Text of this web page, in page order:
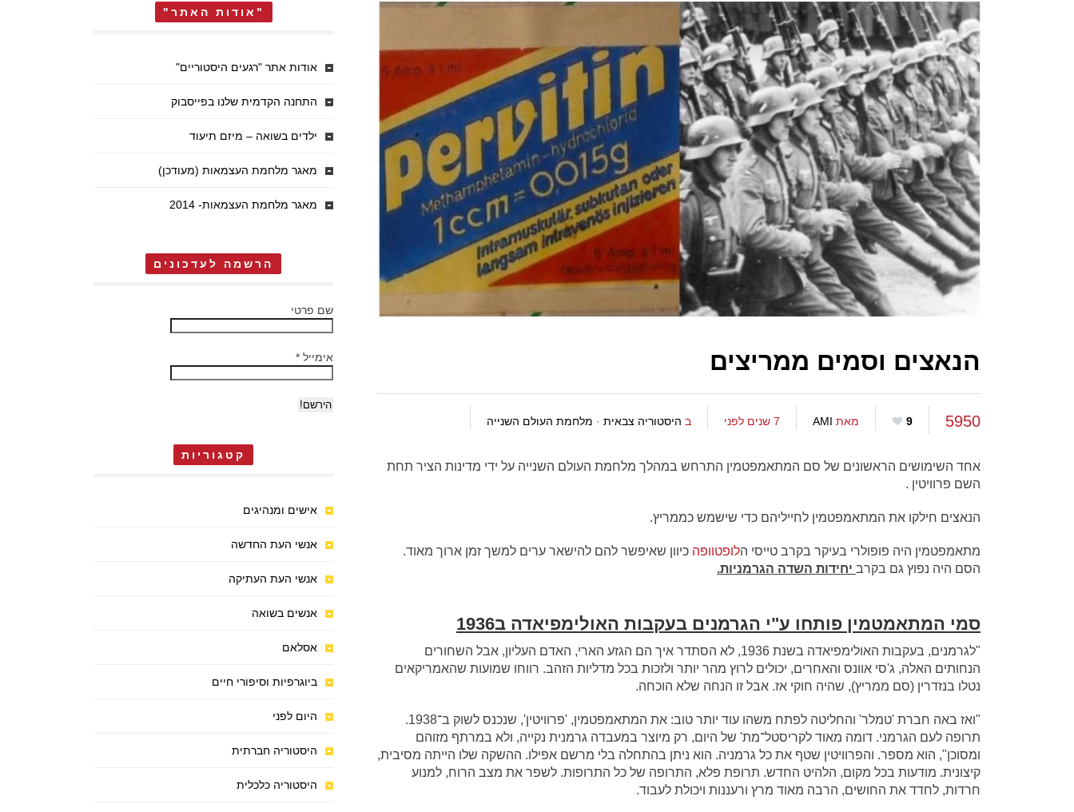
הנאצים וסמים ממריצים
5950
9 מאת AMI 7 שנים לפני ב היסטוריה צבאית · מלחמת העולם השנייה
אחד השימושים הראשונים של סם המתאמפטמין התרחש במהלך מלחמת העולם השנייה על ידי מדינות הציר תחת
השם פרוויטין .
הנאצים חילקו את המתאמפטמין לחייליהם כדי שישמש כממריץ.
מתאמפטמין היה פופולרי בעיקר בקרב טייסי הלופטוופה כיוון שאיפשר להם להישאר ערים למשך זמן ארוך מאוד.
הסם היה נפוץ גם בקרב יחידות השדה הגרמניות.
סמי המתאמטמין פותחו ע"י הגרמנים בעקבות האולימפיאדה ב1936
"לגרמנים, בעקבות האולימפיאדה בשנת 1936, לא הסתדר איך הם הגזע הארי, האדם העליון, אבל השחורים
הנחותים האלה, ג'סי אוונס והאחרים, יכולים לרוץ מהר יותר ולזכות בכל מדליות הזהב. רווחו שמועות שהאמריקאים
נטלו בנזדרין (סם ממריץ), שהיה חוקי אז. אבל זו הנחה שלא הוכחה.
"ואז באה חברת 'טמלר' והחליטה לפתח משהו עוד יותר טוב: את המתאמפטמין, 'פרוויטין', שנכנס לשוק ב־1938.
תרופה לעם הגרמני. דומה מאוד לקריסטל־מת' של היום, רק מיוצר במעבדה גרמנית נקייה, ולא במרתף מזוהם
ומסוכן", הוא מספר. והפרוויטין שטף את כל גרמניה. הוא ניתן בהתחלה בלי מרשם אפילו. ההשקה שלו הייתה מסיבית,
קיצונית. מודעות בכל מקום, הלהיט החדש. תרופת פלא, התרופה של כל התרופות. לשפר את מצב הרוח, למנוע
חרדות, לחדד את החושים, הרבה מאוד מרץ ורעננות ויכולת לעבוד.
"אודות האתר"
אודות אתר "רגעים היסטוריים"
התחנה הקדמית שלנו בפייסבוק
ילדים בשואה – מיזם תיעוד
מאגר מלחמת העצמאות (מעודכן)
מאגר מלחמת העצמאות- 2014
הרשמה לעדכונים
שם פרטי
אימייל *
קטגוריות
אישים ומנהיגים
אנשי העת החדשה
אנשי העת העתיקה
אנשים בשואה
אסלאם
ביוגרפיות וסיפורי חיים
היום לפני
היסטוריה חברתית
היסטוריה כלכלית